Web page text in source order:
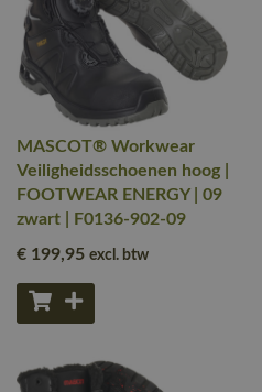
MASCOT® Workwear
Veiligheidsschoenen hoog |
FOOTWEAR ENERGY | 09
zwart | F0136-902-09
€ 199,95 excl. btw